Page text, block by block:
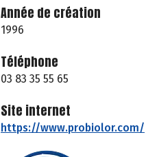
Année de création
1996
Téléphone
03 83 35 55 65
Site internet
https://www.probiolor.com/